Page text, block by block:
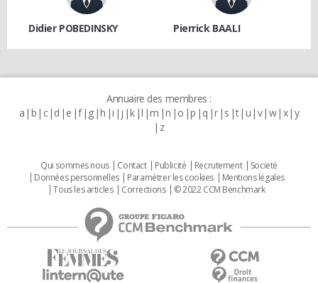
Didier POBEDINSKY Pierrick BAALI
Annuaire des membres :
a b c d e f g h i j k l m n o p q r s t u v w x y
z
Qui sommes nous Contact Publicité Recrutement
Societé
Données personnelles
Paramétrer les cookies
Mentions légales
Tous les articles
Corrections © 2022 CCM Benchmark